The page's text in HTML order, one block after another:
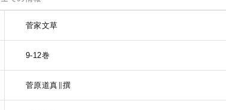
菅家文草
9-12巻
菅原道真∥撰